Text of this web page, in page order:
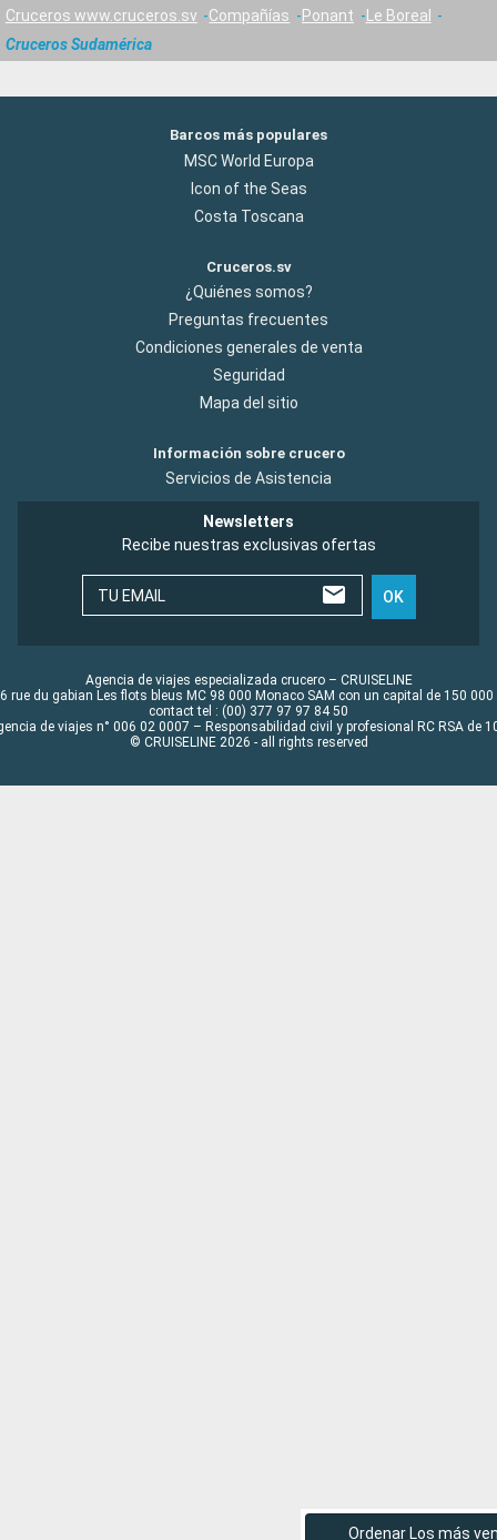
Ordenar Los más
Cruceros www.cruceros.sv Compañías Ponant
Le Boreal
Cruceros Sudamérica
Barcos más populares
MSC World Europa
Icon of the Seas
Costa Toscana
Cruceros.sv
¿Quiénes somos?
Preguntas frecuentes
Condiciones generales de venta
Seguridad
Mapa del sitio
Información sobre crucero
Servicios de Asistencia
Newsletters
Recibe nuestras exclusivas ofertas
TU EMAIL OK
Agencia de viajes especializada crucero – CRUISELINE
rue du gabian Les flots bleus MC 98 000 Monaco SAM con un capital de 150 000
contact tel : (00) 377 97 97 84 50
de viajes n° 006 02 0007 – Responsabilidad civil y profesional RC RSA de
© CRUISELINE 2026 - all rights reserved